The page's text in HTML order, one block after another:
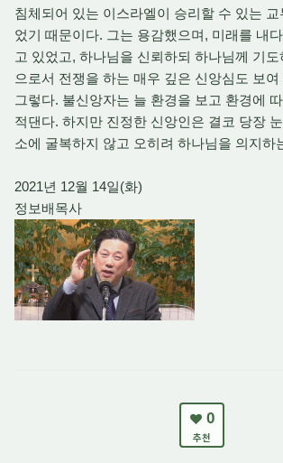
침체되어 있는 이스라엘이 승리할 수 있는
었기 때문이다. 그는 용감했으며, 미래를 내
고 있었고, 하나님을 신뢰하되 하나님께 기
으로서 전쟁을 하는 매우 깊은 신앙심도 보
그렇다. 불신앙자는 늘 환경을 보고 환경에
적댄다. 하지만 진정한 신앙인은 결코 당장
소에 굴복하지 않고 오히려 하나님을 의지하
2021년 12월 14일(화)
정보배목사
0
추천